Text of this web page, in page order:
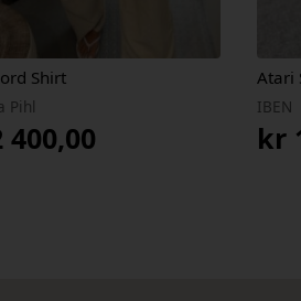
Shirt
Pihl
400,00
Atari
IBEN
kr